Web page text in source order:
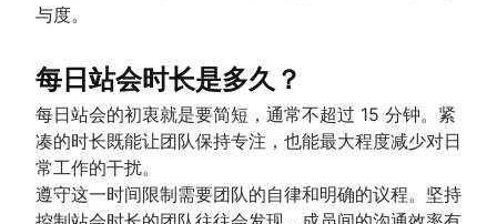
与度。
每日站会时长是多久？
每日站会的初衷就是要简短，通常不超过 15 分钟。紧
凑的时长既能让团队保持专注，也能最大程度减少对日
常工作的干扰。
遵守这一时间限制需要团队的自律和明确的议程。坚持